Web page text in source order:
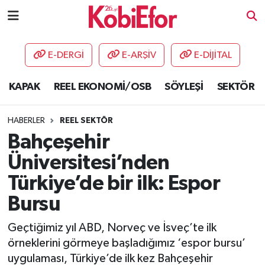
E-DERGİ E-ARŞİV E-DİJİTAL
KAPAK REEL EKONOMİ/OSB SÖYLEŞİ SEKTÖR
HABERLER REEL SEKTÖR
Bahçeşehir
Üniversitesi’nden
Türkiye’de bir ilk: Espor
Bursu
Geçtiğimiz yıl ABD, Norveç ve İsveç’te ilk
örneklerini görmeye başladığımız ‘espor bursu’
uygulaması, Türkiye’de ilk kez Bahçeşehir
AKADEMİ
DESTEK-TEŞVİK
ETKİNLİK
GÜNCEL
HABERLER
KAPAK
OSB